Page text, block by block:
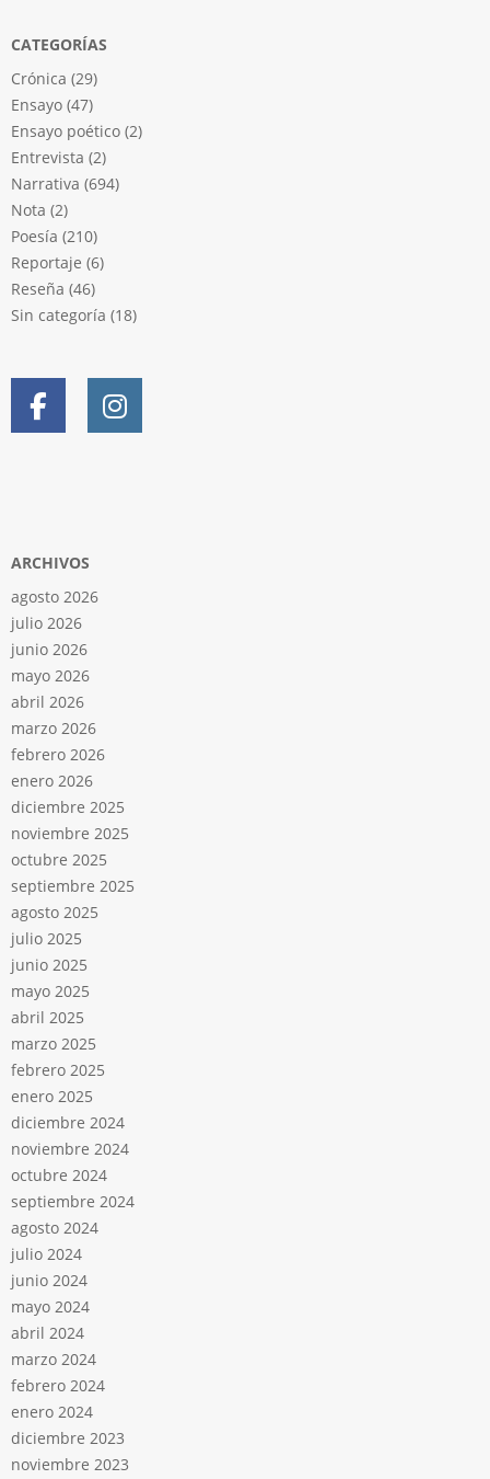
CATEGORÍAS
Crónica (29)
Ensayo (47)
Ensayo poético (2)
Entrevista (2)
Narrativa (694)
Nota (2)
Poesía (210)
Reportaje (6)
Reseña (46)
Sin categoría (18)
ARCHIVOS
agosto 2026
julio 2026
junio 2026
mayo 2026
abril 2026
marzo 2026
febrero 2026
enero 2026
diciembre 2025
noviembre 2025
octubre 2025
septiembre 2025
agosto 2025
julio 2025
junio 2025
mayo 2025
abril 2025
marzo 2025
febrero 2025
enero 2025
diciembre 2024
noviembre 2024
octubre 2024
septiembre 2024
agosto 2024
julio 2024
junio 2024
mayo 2024
abril 2024
marzo 2024
febrero 2024
enero 2024
diciembre 2023
noviembre 2023